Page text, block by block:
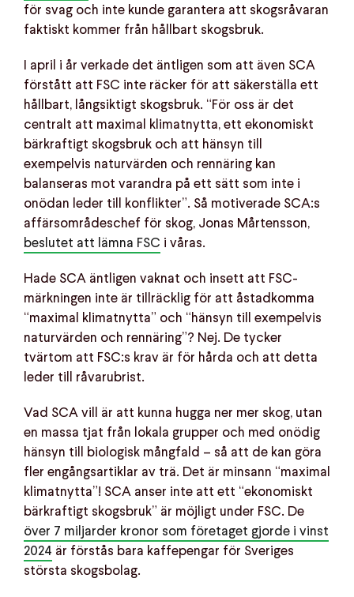
för svag och inte kunde garantera att skogsråvaran
faktiskt kommer från hållbart skogsbruk.
I april i år verkade det äntligen som att även SCA
förstått att FSC inte räcker för att säkerställa ett
hållbart, långsiktigt skogsbruk. “För oss är det
centralt att maximal klimatnytta, ett ekonomiskt
bärkraftigt skogsbruk och att hänsyn till
exempelvis naturvärden och rennäring kan
balanseras mot varandra på ett sätt som inte i
onödan leder till konflikter”. Så motiverade SCA:s
affärsområdeschef för skog, Jonas Mårtensson,
beslutet att lämna FSC i våras.
Hade SCA äntligen vaknat och insett att FSC-
märkningen inte är tillräcklig för att åstadkomma
“maximal klimatnytta” och “hänsyn till exempelvis
naturvärden och rennäring”? Nej. De tycker
tvärtom att FSC:s krav är för hårda och att detta
leder till råvarubrist.
Vad SCA vill är att kunna hugga ner mer skog, utan
en massa tjat från lokala grupper och med onödig
hänsyn till biologisk mångfald – så att de kan göra
fler engångsartiklar av trä. Det är minsann “maximal
klimatnytta”! SCA anser inte att ett “ekonomiskt
bärkraftigt skogsbruk” är möjligt under FSC. De
över 7 miljarder kronor som företaget gjorde i vinst
2024 är förstås bara kaffepengar för Sveriges
största skogsbolag.